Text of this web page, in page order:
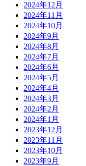
2024年12月
2024年11月
2024年10月
2024年9月
2024年8月
2024年7月
2024年6月
2024年5月
2024年4月
2024年3月
2024年2月
2024年1月
2023年12月
2023年11月
2023年10月
2023年9月